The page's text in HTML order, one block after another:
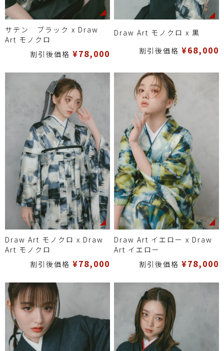
サテン ブラック x Draw
Art モノクロ
割引後価格 ¥78,000
Draw Art モノクロ x 黒
割引後価格 ¥68,000
Draw Art モノクロ x Draw
Art モノクロ
割引後価格 ¥78,000
Draw Art イエロー x Draw
Art イエロー
割引後価格 ¥78,000